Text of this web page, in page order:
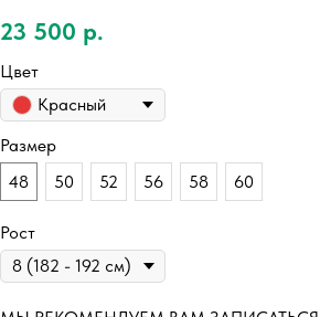
23 500 р.
Цвет
Красный
Размер
48
50 52 56 58 60
Рост